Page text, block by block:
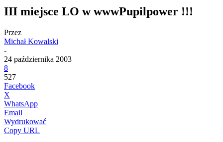
III miejsce LO w wwwPupilpower !!!
Przez
Michał Kowalski
-
24 października 2003
8
527
Facebook
X
WhatsApp
Email
Wydrukować
Copy URL